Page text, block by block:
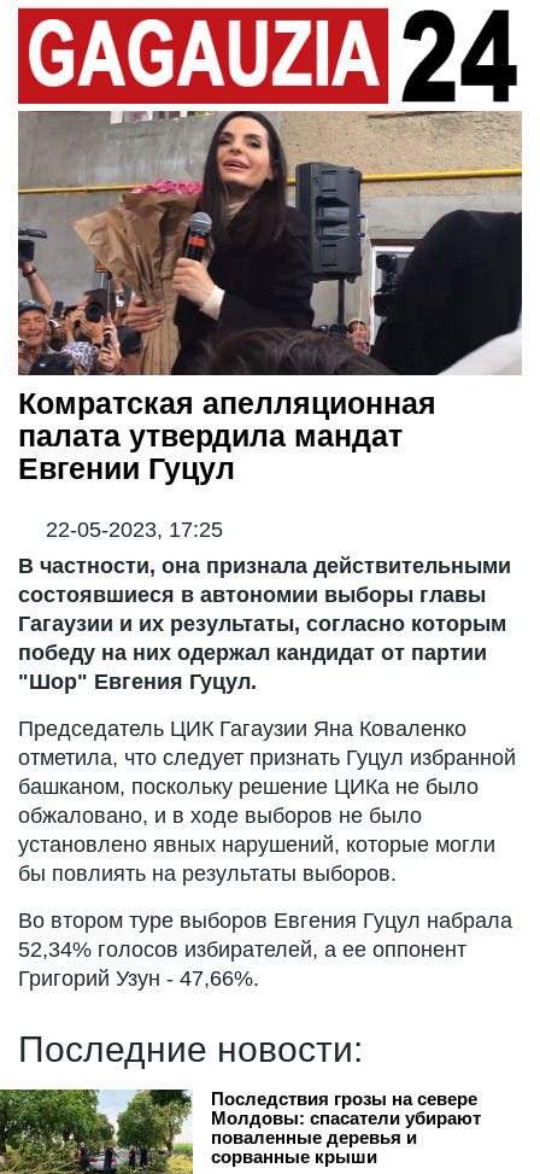
Комратская апелляционная
палата утвердила мандат
Евгении Гуцул
22-05-2023, 17:25
В частности, она признала действительными
состоявшиеся в автономии выборы главы
Гагаузии и их результаты, согласно которым
победу на них одержал кандидат от партии
"Шор" Евгения Гуцул.
Председатель ЦИК Гагаузии Яна Коваленко
отметила, что следует признать Гуцул избранной
башканом, поскольку решение ЦИКа не было
обжаловано, и в ходе выборов не было
установлено явных нарушений, которые могли
бы повлиять на результаты выборов.
Во втором туре выборов Евгения Гуцул набрала
52,34% голосов избирателей, а ее оппонент
Григорий Узун - 47,66%.
Последние новости:
Последствия грозы на севере
Молдовы: спасатели убирают
поваленные деревья и
сорванные крыши